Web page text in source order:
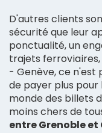
D'autres clients
sécurité que leur
ponctualité, un
trajets
- Genève, ce n'est
de payer plus
monde des billets
moins chers de
entre Grenoble et